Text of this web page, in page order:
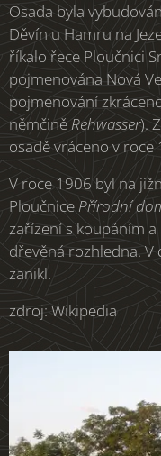
Osada byla
Děvín u Hamru na
říkalo řece Ploučnici
pojmenována Nová
pojmenování
němčiněRehwasser).
osadě vráceno v roce
V roce 1906 byl na
PloučnicePřírodní
zařízení s koupáním
dřevěná rozhledna. V
zanikl.
zdroj: Wikipedia